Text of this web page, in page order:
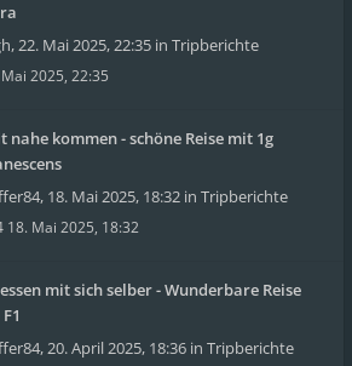
,22. Mai 2025, 22:35 in Tripberichte
2025, 22:35
nahe kommen - schöne Reise mit 1g
, 18. Mai 2025, 18:32 in Tripberichte
18. Mai 2025, 18:32
mit sich selber - Wunderbare Reise
,20. April 2025, 18:36 in Tripberichte